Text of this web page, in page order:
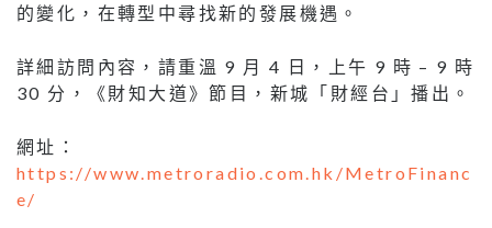
的變化，在轉型中尋找新的發展機遇。
詳細訪問內容，請重溫 9 月 4 日，上午 9 時 – 9 時
30 分，《財知大道》節目，新城「財經台」播出。
網址：
https://www.metroradio.com.hk/MetroFinanc
e/